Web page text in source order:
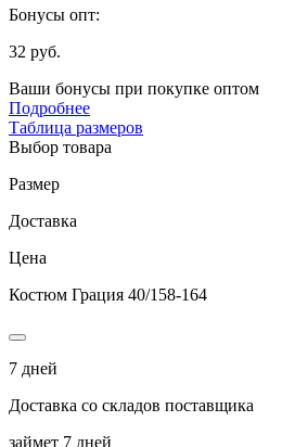
Бонусы опт:
32 руб.
Ваши бонусы при покупке оптом
Подробнее
Таблица размеров
Выбор товара
Размер
Доставка
Цена
Костюм Грация 40/158-164
7 дней
Доставка со складов поставщика
займет 7 дней